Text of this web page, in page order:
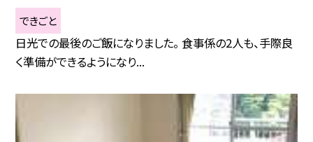
できごと
日光での最後のご飯になりました。 食事係の2人も、手際良
く準備ができるようになり...